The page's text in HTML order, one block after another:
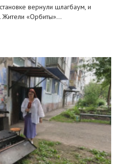
вернули шлагбаум, и
Жители «Орбиты»…